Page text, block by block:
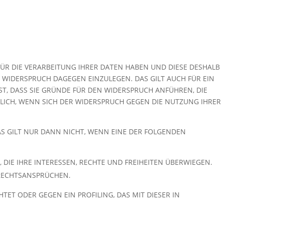
DIE VERARBEITUNG IHRER DATEN HABEN UND DIESE DESHALB
DAGEGEN EINZULEGEN. DAS GILT AUCH FÜR EIN
DASS SIE GRÜNDE FÜR DEN WIDERSPRUCH ANFÜHREN, DIE
WENN SICH DER WIDERSPRUCH GEGEN DIE NUTZUNG IHRER
GILT NUR DANN NICHT, WENN EINE DER FOLGENDEN
IHRE INTERESSEN, RECHTE UND FREIHEITEN ÜBERWIEGEN.
ODER GEGEN EIN PROFILING, DAS MIT DIESER IN